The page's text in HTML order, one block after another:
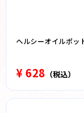
ヘルシーオイルポッ
¥ 628 （税込）